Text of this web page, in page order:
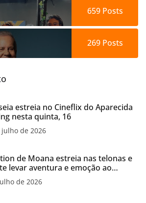
659Posts
269Posts
estreia no Cineflix do Aparecida
nesta quinta, 16
julho de 2026
de Moana estreia nas telonas e
levar aventura e emoção ao
do Aparecida Shopping
de 2026